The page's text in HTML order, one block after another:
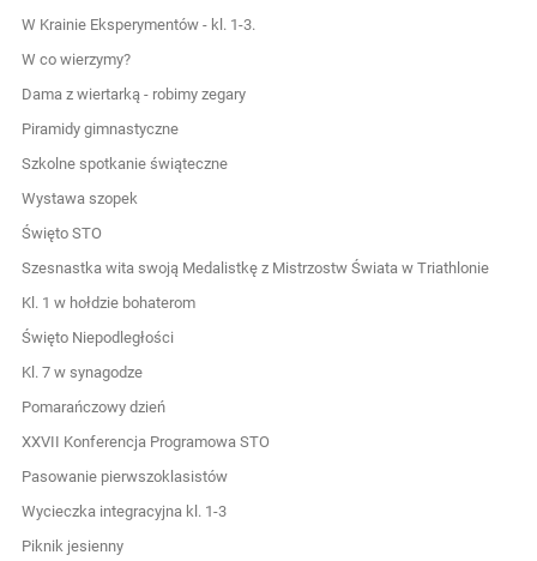
W Krainie Eksperymentów - kl. 1-3.
W co wierzymy?
Dama z wiertarką - robimy zegary
Piramidy gimnastyczne
Szkolne spotkanie świąteczne
Wystawa szopek
Święto STO
Szesnastka wita swoją Medalistkę z Mistrzostw Świata w Triathlonie
Kl. 1 w hołdzie bohaterom
Święto Niepodległości
Kl. 7 w synagodze
Pomarańczowy dzień
XXVII Konferencja Programowa STO
Pasowanie pierwszoklasistów
Wycieczka integracyjna kl. 1-3
Piknik jesienny